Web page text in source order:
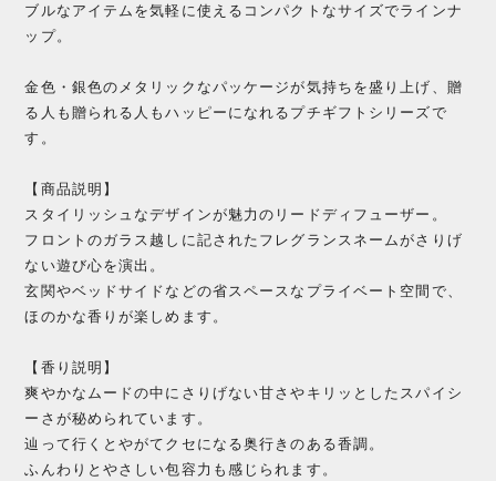
ブルなアイテムを気軽に使えるコンパクトなサイズでラインナ
ップ。
金色・銀色のメタリックなパッケージが気持ちを盛り上げ、贈
る人も贈られる人もハッピーになれるプチギフトシリーズで
す。
【商品説明】
スタイリッシュなデザインが魅力のリードディフューザー。
フロントのガラス越しに記されたフレグランスネームがさりげ
ない遊び心を演出。
玄関やベッドサイドなどの省スペースなプライベート空間で、
ほのかな香りが楽しめます。
【香り説明】
爽やかなムードの中にさりげない甘さやキリッとしたスパイシ
ーさが秘められています。
辿って行くとやがてクセになる奥行きのある香調。
ふんわりとやさしい包容力も感じられます。